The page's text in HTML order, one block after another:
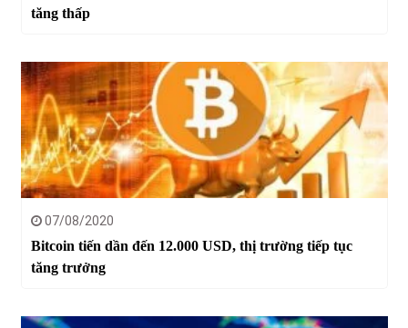
tăng thấp
07/08/2020
Bitcoin tiến dần đến 12.000 USD, thị trường tiếp tục
tăng trưởng